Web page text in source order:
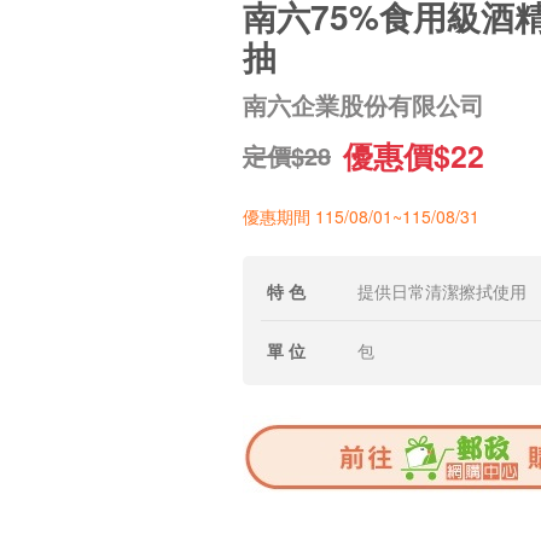
南六75%食用級酒
抽
南六企業股份有限公司
定價$28 優惠價$22
優惠期間 115/08/01~115/08/31
特 色 提供日常清潔擦拭使用
單 位 包